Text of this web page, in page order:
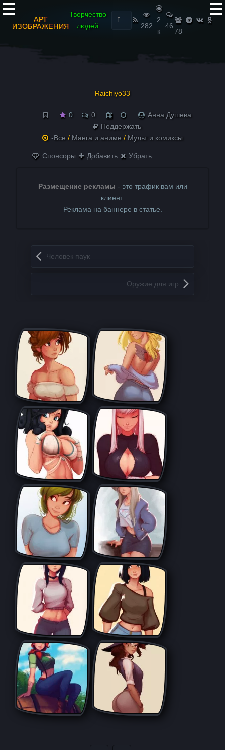
АРТ
ИЗОБРАЖЕНИЯ
Творчество
людей
Найти:
282
2
к
46
78
Raichiyo33
0 0
Анна Душева
Поддержать
-Все / Манга и аниме / Мульт и комиксы
Спонсоры Добавить Убрать
Размещение рекламы - это трафик вам или
клиент.
Реклама на баннере в статье.
Запись навигация
Человек паук
Оружие для игр